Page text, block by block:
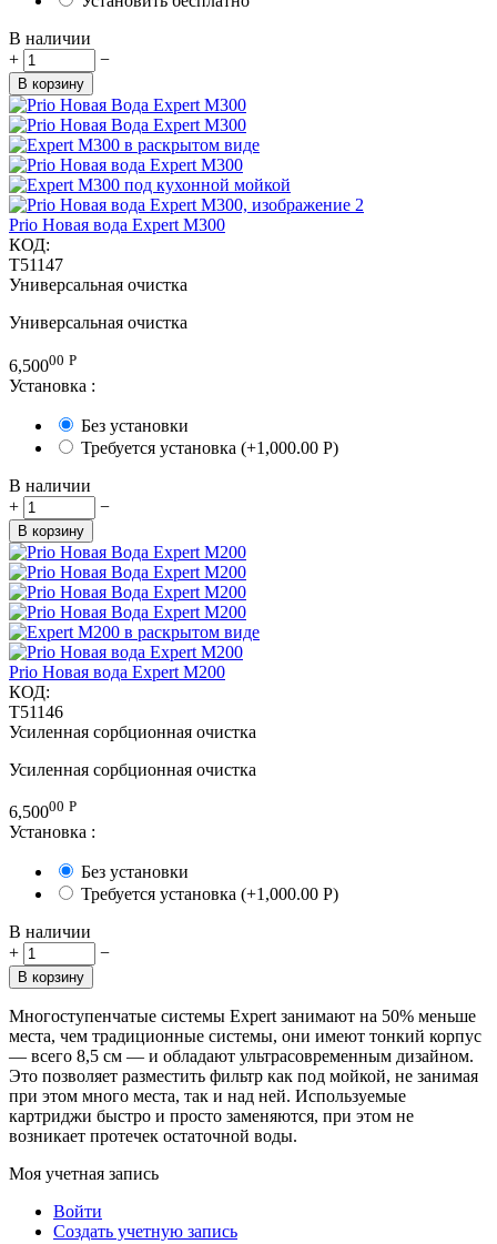
В наличии
+
−
В корзину
Prio Новая вода Expert M300
КОД:
T51147
Универсальная очистка
Универсальная очистка
6,50000 Р
Установка :
Без установки
Требуется установка (+1,000.00 Р)
В наличии
+
−
В корзину
Prio Новая вода Expert M200
КОД:
T51146
Усиленная сорбционная очистка
Усиленная сорбционная очистка
6,50000 Р
Установка :
Без установки
Требуется установка (+1,000.00 Р)
В наличии
+
−
В корзину
Многоступенчатые системы Expert занимают на 50% меньше
места, чем традиционные системы, они имеют тонкий корпус
— всего 8,5 см — и обладают ультрасовременным дизайном.
Это позволяет разместить фильтр как под мойкой, не занимая
при этом много места, так и над ней. Используемые
картриджи быстро и просто заменяются, при этом не
возникает протечек остаточной воды.
Моя учетная запись
Войти
Создать учетную запись